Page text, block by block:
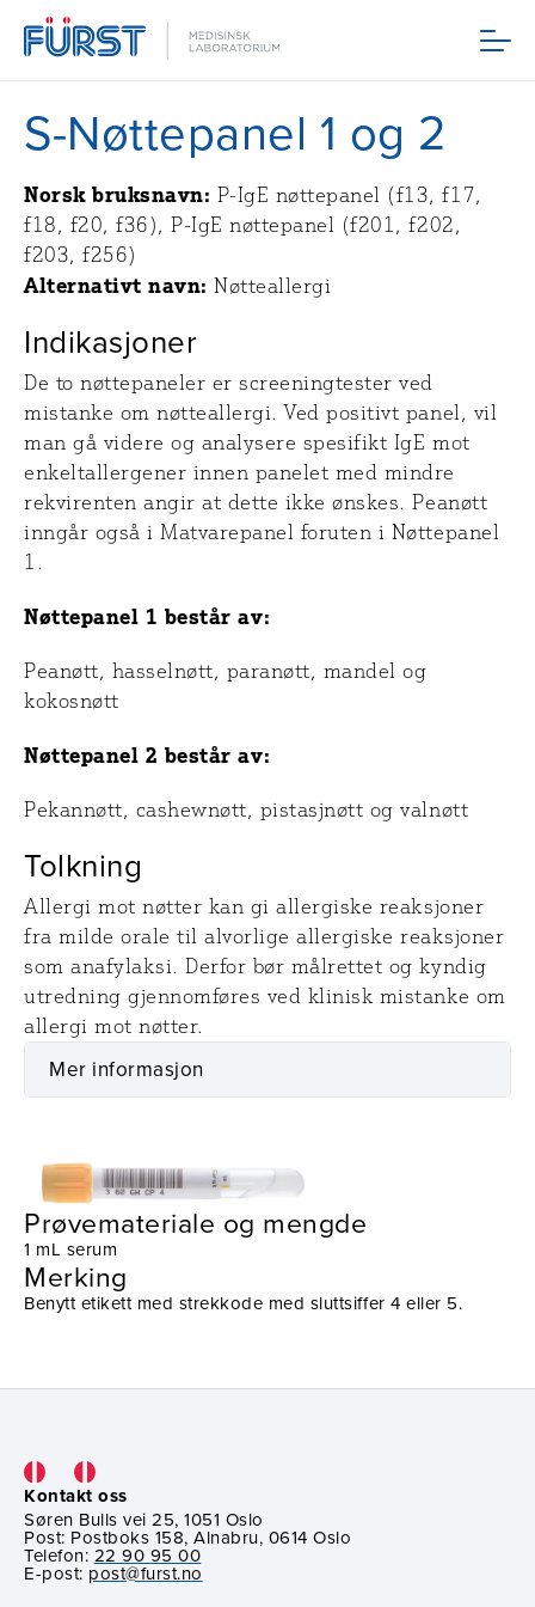
Meny
S-Nøttepanel 1 og 2
Norsk bruksnavn: P-IgE nøttepanel (f13, f17,
f18, f20, f36), P-IgE nøttepanel (f201, f202,
f203, f256)
Alternativt navn:Nøtteallergi
Indikasjoner
De to nøttepaneler er screeningtester ved
mistanke om nøtteallergi. Ved positivt panel, vil
man gå videre og analysere spesifikt IgE mot
enkeltallergener innen panelet med mindre
rekvirenten angir at dette ikke ønskes. Peanøtt
inngår også i Matvarepanel foruten i Nøttepanel
1.
Nøttepanel 1 består av:
Peanøtt, hasselnøtt, paranøtt, mandel og
kokosnøtt
Nøttepanel 2 består av:
Pekannøtt, cashewnøtt, pistasjnøtt og valnøtt
Tolkning
Allergi mot nøtter kan gi allergiske reaksjoner
fra milde orale til alvorlige allergiske reaksjoner
som anafylaksi. Derfor bør målrettet og kyndig
utredning gjennomføres ved klinisk mistanke om
allergi mot nøtter.
Mer informasjon
Prøvetaking
Utstyr
Prøvemateriale og mengde
1 mL serum
Merking
Benytt etikett med strekkode med sluttsiffer 4 eller 5.
Kontakt oss
Søren Bulls vei 25, 1051 Oslo
Post: Postboks 158, Alnabru, 0614 Oslo
Telefon: 22 90 95 00
E-post: post@furst.no